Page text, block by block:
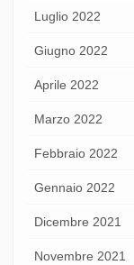
Luglio 2022
Giugno 2022
Aprile 2022
Marzo 2022
Febbraio 2022
Gennaio 2022
Dicembre 2021
Novembre 2021